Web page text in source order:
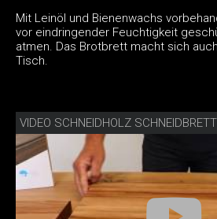
Mit Leinöl und Bienenwachs
vor eindringender Feuchtigkeit
atmen. Das Brotbrett macht sich
Tisch.
VIDEO SCHNEIDHOLZ